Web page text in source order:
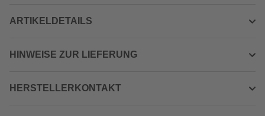
ARTIKELDETAILS
HINWEISE ZUR LIEFERUNG
HERSTELLERKONTAKT